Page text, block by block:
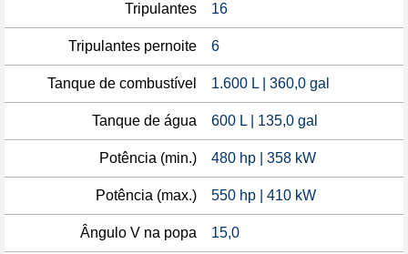
Tripulantes 16
Tripulantes pernoite 6
Tanque de combustível 1.600 L | 360,0 gal
Tanque de água 600 L | 135,0 gal
Potência (min.) 480 hp | 358 kW
Potência (max.) 550 hp | 410 kW
Ângulo V na popa 15,0